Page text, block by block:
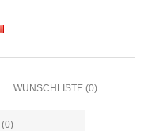
WUNSCHLISTE (0)
(0)